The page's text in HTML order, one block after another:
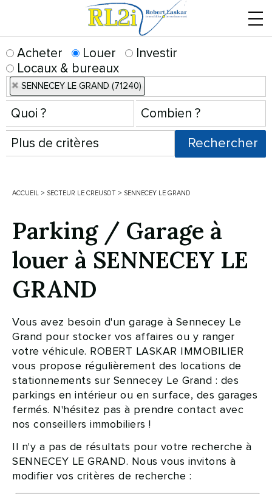
Acheter Louer
Investir
Locaux & bureaux
SENNECEY LE GRAND (71240)
ACCUEIL > SECTEUR LE CREUSOT > SENNECEY LE GRAND
Parking / Garage à
louer à SENNECEY LE
GRAND
Vous avez besoin d'un garage à Sennecey Le
Grand pour stocker vos affaires ou y ranger
votre véhicule. ROBERT LASKAR IMMOBILIER
vous propose régulièrement des locations de
stationnements sur Sennecey Le Grand : des
parkings en intérieur ou en surface, des garages
fermés. N'hésitez pas à prendre contact avec
nos conseillers immobiliers !
Il n'y a pas de résultats pour votre recherche à
SENNECEY LE GRAND. Nous vous invitons à
modifier vos critères de recherche :